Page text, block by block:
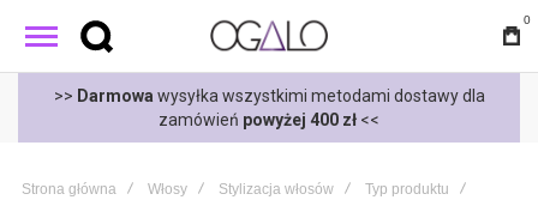
0
>> Darmowa wysyłka wszystkimi metodami dostawy dla
zamówień powyżej 400 zł <<
Strona główna Włosy Stylizacja włosów
Typ produktu